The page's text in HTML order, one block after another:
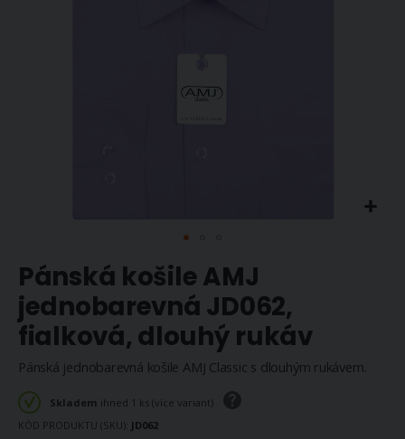
na
začátek
galerie
s
obrázky
Pánská košile AMJ
jednobarevná JD062,
fialková, dlouhý rukáv
Pánská jednobarevná košile AMJ Classic s dlouhým rukávem.
Skladem ihned 1 ks (více variant)
KÓD PRODUKTU (SKU) JD062